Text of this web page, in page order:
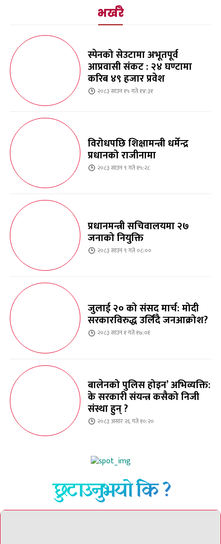
भर्खरै
स्पेनको सेउटामा अभूतपूर्व
आप्रवासी संकट : २४ घण्टामा
करिब ४९ हजार प्रवेश
२०८३ साउन १५ गते १४:३१
विरोधपछि शिक्षामन्त्री धर्मेन्द्र
प्रधानको राजीनामा
२०८३ साउन ९ गते १५:२८
प्रधानमन्त्री सचिवालयमा २७
जनाको नियुक्ति
२०८३ साउन ९ गते ०८:००
जुलाई २० को संसद मार्च: मोदी
सरकारविरुद्ध उर्लिंदै जनआक्रोश?
२०८३ साउन १ गते १७:०१
बालेनको पुलिस होइन’ अभिव्यक्ति:
के सरकारी संयन्त्र कसैको निजी
संस्था हुन् ?
२०८३ असार २६ गते १०:२०
छुटाउनुभयो कि ?